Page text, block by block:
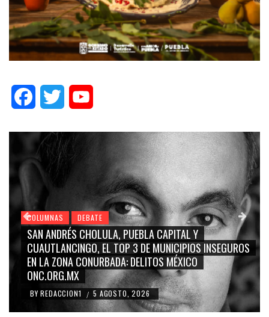
FacebookTwitter
INSEGUROS
COLUMNAS DEBATE
GRACE PALOMARES, NAY SALVATORI,
CARMEN SALINAS “LA CORCHOLATA”,
BLANCO, SILVIA PINAL: LA
RIDICULIZACIÓN DE LA
BY REDACCION1 / 4 AGOSTO, 2026